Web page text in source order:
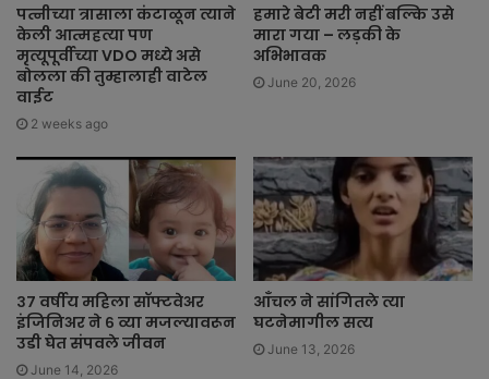
पत्नीच्या त्रासाला कंटाळून त्याने
केली आत्महत्या पण
मृत्यूपूर्वीच्या VDO मध्ये असे
बोलला की तुम्हालाही वाटेल
वाईट
2 weeks ago
हमारे बेटी मरी नहीं बल्कि उसे
मारा गया – लड़की के
अभिभावक
June 20, 2026
३७ वर्षीय महिला सॉफ्टवेअर
इंजिनिअर ने ६ व्या मजल्यावरून
उडी घेत संपवले जीवन
June 14, 2026
आँचल ने सांगितले त्या
घटनेमागील सत्य
June 13, 2026